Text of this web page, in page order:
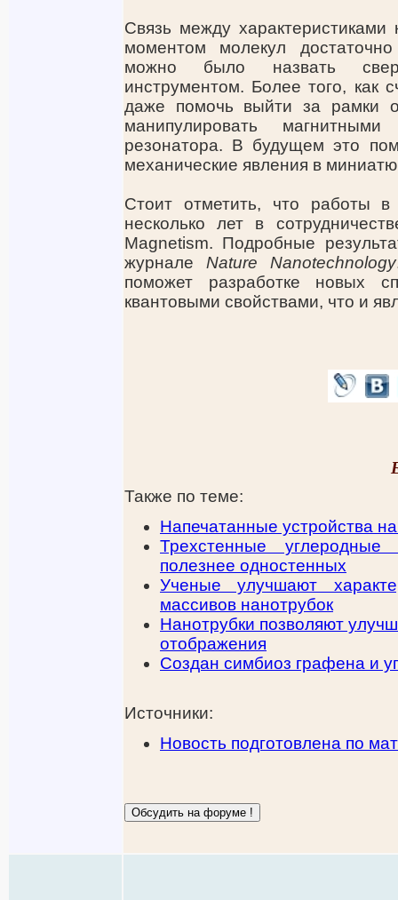
Связь между
моментом молекул
можно было назвать
инструментом. Более того, как
даже помочь выйти за рамки
манипулировать
резонатора. В будущем это
механические явления в
Стоит отметить, что работы
несколько лет в
Magnetism. Подробные
журналеNature Nanotechnology
поможет разработке новых
квантовыми свойствами, что и
Также по теме:
Напечатанные устройства
Трехстенные
полезнее одностенных
Ученые улучшают
массивов нанотрубок
Нанотрубки позволяют
отображения
Создан симбиоз графена и
Источники:
Новость подготовлена по